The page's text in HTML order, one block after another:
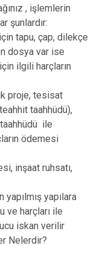
, işlemlerin
şunlardır:
tapu, çap, dilekçe
dosya var ise
ilgili harçların
proje, tesisat
taahhüdü),
ile
ödemesi
inşaat ruhsatı,
yapılmış yapılara
ve harçları ile
iskan verilir
Nelerdir?